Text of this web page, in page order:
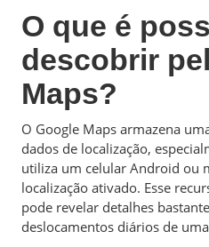
O que é
descobrir
Maps?
O Google Maps armazena
dados de localização,
utiliza um celular Android ou
localização ativado. Esse
pode revelar detalhes
deslocamentos diários de